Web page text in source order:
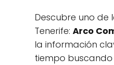
Descubre uno de
Tenerife: Arco
la información
tiempo buscando